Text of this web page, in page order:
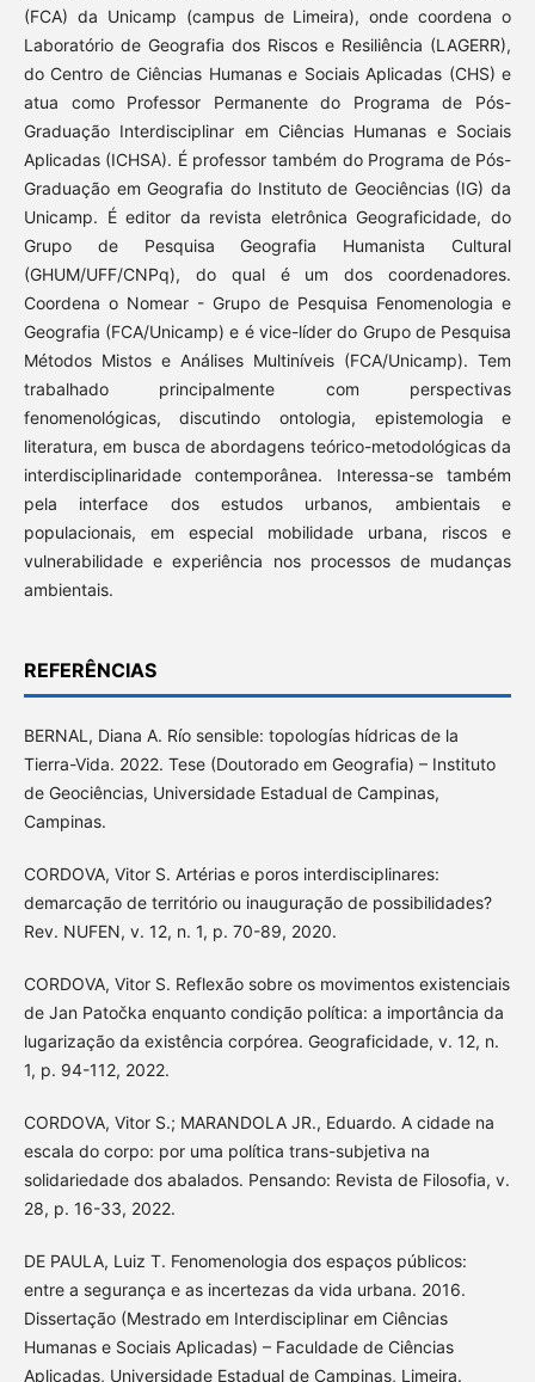
(FCA) da Unicamp (campus de Limeira), onde coordena o
Laboratório de Geografia dos Riscos e Resiliência (LAGERR),
do Centro de Ciências Humanas e Sociais Aplicadas (CHS) e
atua como Professor Permanente do Programa de Pós-
Graduação Interdisciplinar em Ciências Humanas e Sociais
Aplicadas (ICHSA). É professor também do Programa de Pós-
Graduação em Geografia do Instituto de Geociências (IG) da
Unicamp. É editor da revista eletrônica Geograficidade, do
Grupo de Pesquisa Geografia Humanista Cultural
(GHUM/UFF/CNPq), do qual é um dos coordenadores.
Coordena o Nomear - Grupo de Pesquisa Fenomenologia e
Geografia (FCA/Unicamp) e é vice-líder do Grupo de Pesquisa
Métodos Mistos e Análises Multiníveis (FCA/Unicamp). Tem
trabalhado principalmente com perspectivas
fenomenológicas, discutindo ontologia, epistemologia e
literatura, em busca de abordagens teórico-metodológicas da
interdisciplinaridade contemporânea. Interessa-se também
pela interface dos estudos urbanos, ambientais e
populacionais, em especial mobilidade urbana, riscos e
vulnerabilidade e experiência nos processos de mudanças
ambientais.
REFERÊNCIAS
BERNAL, Diana A. Río sensible: topologías hídricas de la
Tierra-Vida. 2022. Tese (Doutorado em Geografia) – Instituto
de Geociências, Universidade Estadual de Campinas,
Campinas.
CORDOVA, Vitor S. Artérias e poros interdisciplinares:
demarcação de território ou inauguração de possibilidades?
Rev. NUFEN, v. 12, n. 1, p. 70-89, 2020.
CORDOVA, Vitor S. Reflexão sobre os movimentos existenciais
de Jan Patočka enquanto condição política: a importância da
lugarização da existência corpórea. Geograficidade, v. 12, n.
1, p. 94-112, 2022.
CORDOVA, Vitor S.; MARANDOLA JR., Eduardo. A cidade na
escala do corpo: por uma política trans-subjetiva na
solidariedade dos abalados. Pensando: Revista de Filosofia, v.
28, p. 16-33, 2022.
DE PAULA, Luiz T. Fenomenologia dos espaços públicos:
entre a segurança e as incertezas da vida urbana. 2016.
Dissertação (Mestrado em Interdisciplinar em Ciências
Humanas e Sociais Aplicadas) – Faculdade de Ciências
Aplicadas, Universidade Estadual de Campinas, Limeira.